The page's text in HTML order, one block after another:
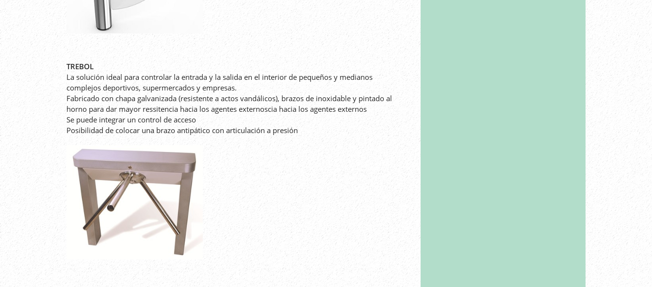
TREBOL
La solución ideal para controlar la entrada y la salida en el interior de pequeños y medianos
complejos deportivos, supermercados y empresas.
Fabricado con chapa galvanizada (resistente a actos vandálicos), brazos de inoxidable y pintado al
horno para dar mayor ressitencia hacia los agentes externoscia hacia los agentes externos
Se puede integrar un control de acceso
Posibilidad de colocar una brazo antipático con articulación a presión